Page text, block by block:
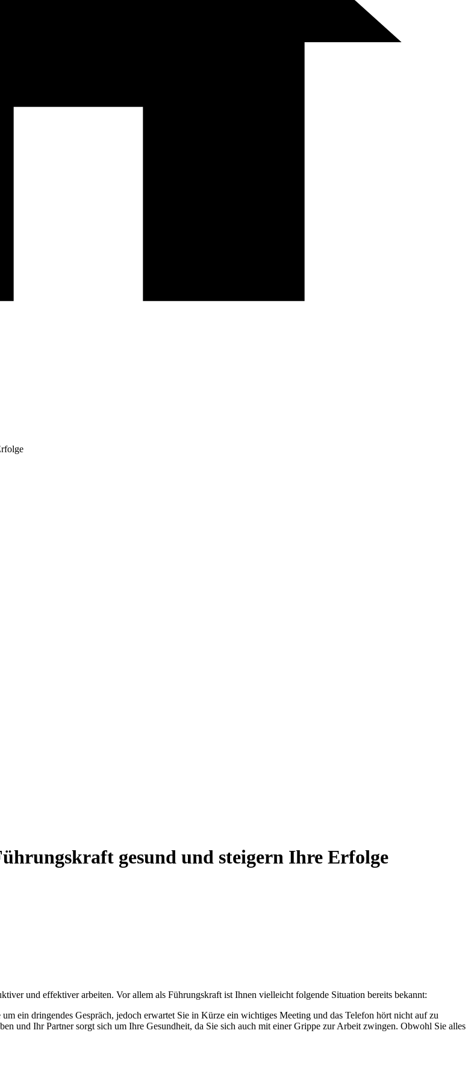
gesund und steigern Ihre Erfolge
und effektiver arbeiten. Vor allem als Führungskraft ist Ihnen vielleicht folgende Situation bereits bekannt:
ein dringendes Gespräch, jedoch erwartet Sie in Kürze ein wichtiges Meeting und das Telefon hört nicht auf zu
und Ihr Partner sorgt sich um Ihre Gesundheit, da Sie sich auch mit einer Grippe zur Arbeit zwingen. Obwohl Sie alles